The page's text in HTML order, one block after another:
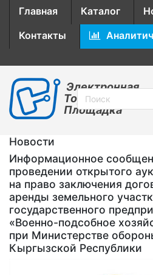
Главная Каталог
Контакты
Электронная
Торговая
Площадка
Новости
Информационное
проведении открытого
на право заключения
аренды земельного
государственного
«Военно-подсобное
при Министерстве
Кыргызской Республики